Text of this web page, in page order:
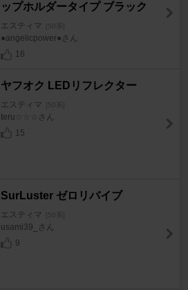
ップホルダータイプ ブラック
エスティマ [50系]
●angelicpower●さん
16
ヤフオク LEDリフレクター
エスティマ [50系]
teru☆☆☆さん
15
SurLuster ゼロリバイブ
エスティマ [50系]
usami39_さん
9